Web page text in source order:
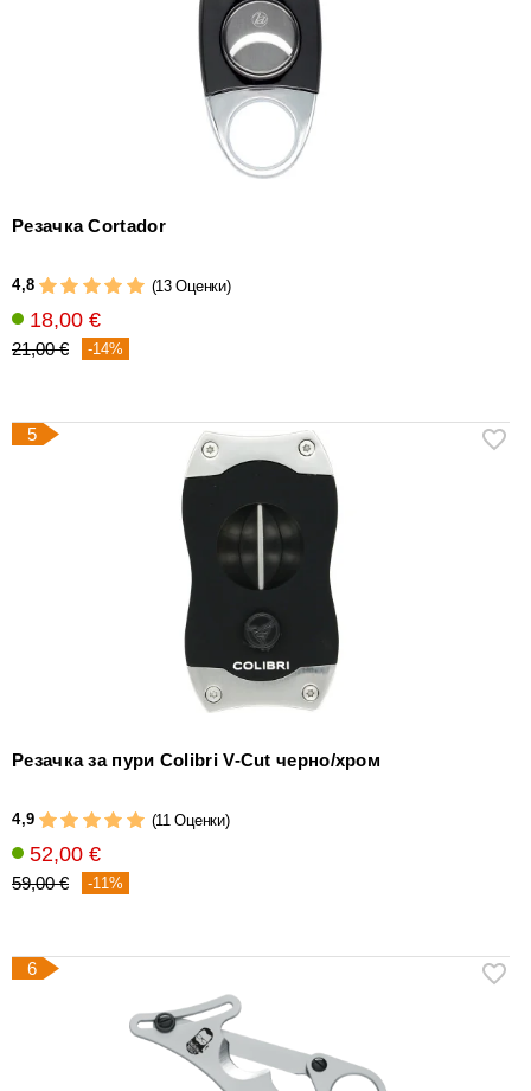
Резачка Cortador
4,8 (13 Оценки)
18,00 €
21,00 € -14%
5
Резачка за пури Colibri V-Cut черно/хром
4,9 (11 Оценки)
52,00 €
59,00 € -11%
6